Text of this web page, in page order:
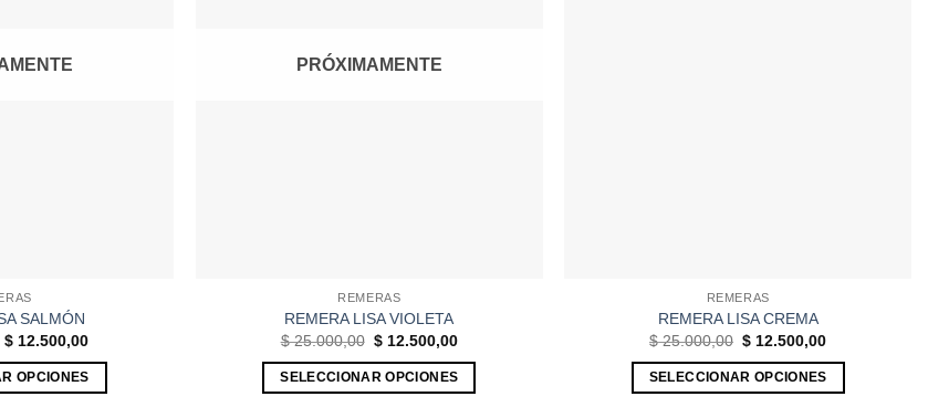
SALMÓN
El
original
era:
$ 12.500,00El
actual
es:
OPCIONES
PRÓXIMAMENTE
REMERAS
REMERA LISA VIOLETA
$25.000,00 El
original
era:
$12.500,00El
actual
es:
SELECCIONAR OPCIONES
REMERAS
REMERA LISA CREMA
$25.000,00 El
original
era:
$ 12.500,00El
actual
es:
SELECCIONAR OPCIONES